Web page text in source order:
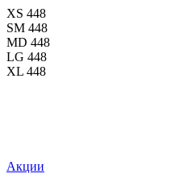
XS 448
SM 448
MD 448
LG 448
XL 448
Акции